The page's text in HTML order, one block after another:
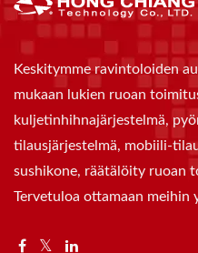
Keskitymme ravintoloiden
mukaan lukien ruoan
kuljetinhihnajärjestelmä,
tilausjärjestelmä, mobiili-
sushikone, räätälöity ruoan
Tervetuloa ottamaan meihin